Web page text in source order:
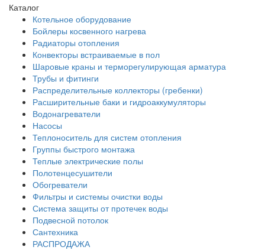
Каталог
Котельное оборудование
Бойлеры косвенного нагрева
Радиаторы отопления
Конвекторы встраиваемые в пол
Шаровые краны и терморегулирующая арматура
Трубы и фитинги
Распределительные коллекторы (гребенки)
Расширительные баки и гидроаккумуляторы
Водонагреватели
Насосы
Теплоноситель для систем отопления
Группы быстрого монтажа
Теплые электрические полы
Полотенцесушители
Обогреватели
Фильтры и системы очистки воды
Система защиты от протечек воды
Подвесной потолок
Сантехника
РАСПРОДАЖА